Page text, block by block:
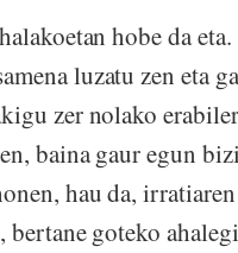
hobe da
luzatu zen eta
zer nolako
baina gaur egun
hau da,
bertane goteko